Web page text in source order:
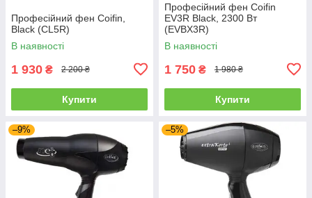
Професійний фен Coifin,
Black (CL5R)
В наявності
1 930 ₴ 2 200 ₴
Купити
Професійний фен Coifin
EV3R Black, 2300 Вт
(EVBX3R)
В наявності
1 750 ₴ 1 980 ₴
Купити
–9% –5%